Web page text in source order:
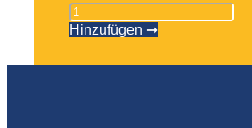
Lagercontainer
Menge
Hinzufügen ➞